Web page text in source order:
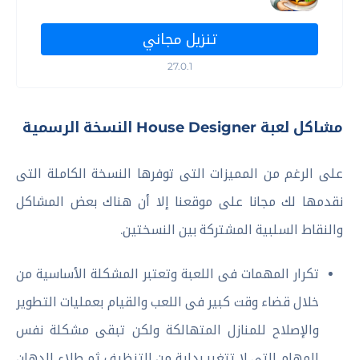
تنزيل مجاني
27.0.1
مشاكل لعبة House Designer النسخة الرسمية
على الرغم من المميزات التى توفرها النسخة الكاملة التى
نقدمها لك مجانا على موقعنا إلا أن هناك بعض المشاكل
والنقاط السلبية المشتركة بين النسختين.
تكرار المهمات فى اللعبة وتعتبر المشكلة الأساسية من
خلال قضاء وقت كبير فى اللعب والقيام بعمليات التطوير
والإصلاح للمنازل المتهالكة ولكن تبقى مشكلة نفس